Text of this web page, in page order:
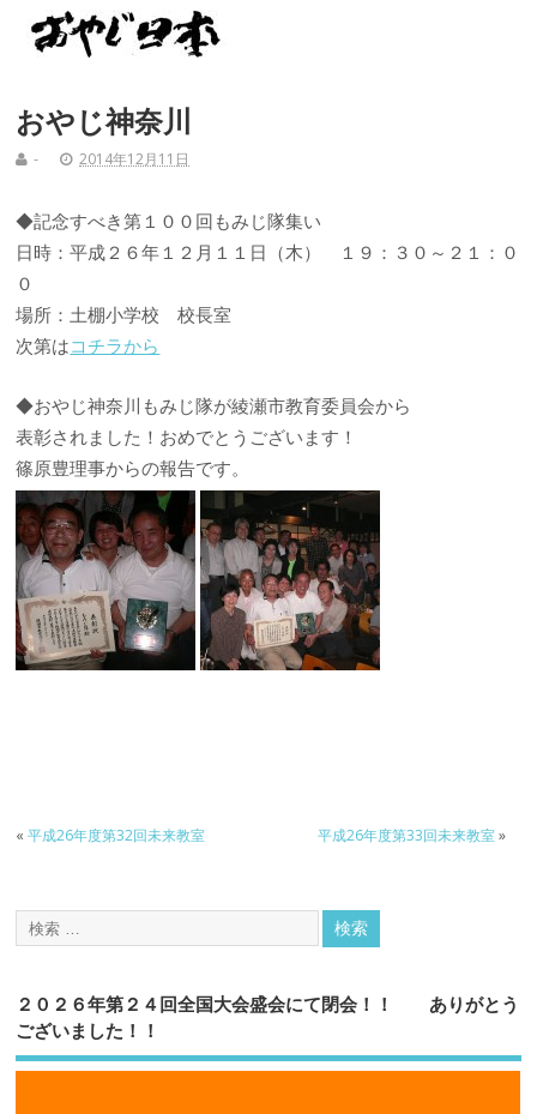
おやじ神奈川
- 2014年12月11日
◆記念すべき第１００回もみじ隊集い
日時：平成２６年１２月１１日（木） １９：３０～２１：０
０
場所：土棚小学校 校長室
次第はコチラから
◆おやじ神奈川もみじ隊が綾瀬市教育委員会から
表彰されました！おめでとうございます！
篠原豊理事からの報告です。
«平成26年度第32回未来教室 平成26年度第33回未来教室»
２０２６年第２４回全国大会盛会にて閉会！！ ありがとう
ございました！！